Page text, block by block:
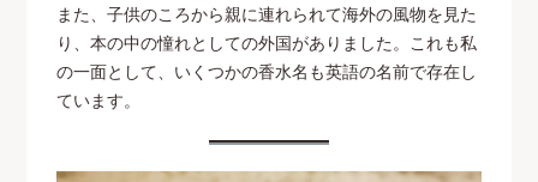
また、子供のころから親に連れられて海外の風物を見た
り、本の中の憧れとしての外国がありました。これも私
の一面として、いくつかの香水名も英語の名前で存在し
ています。